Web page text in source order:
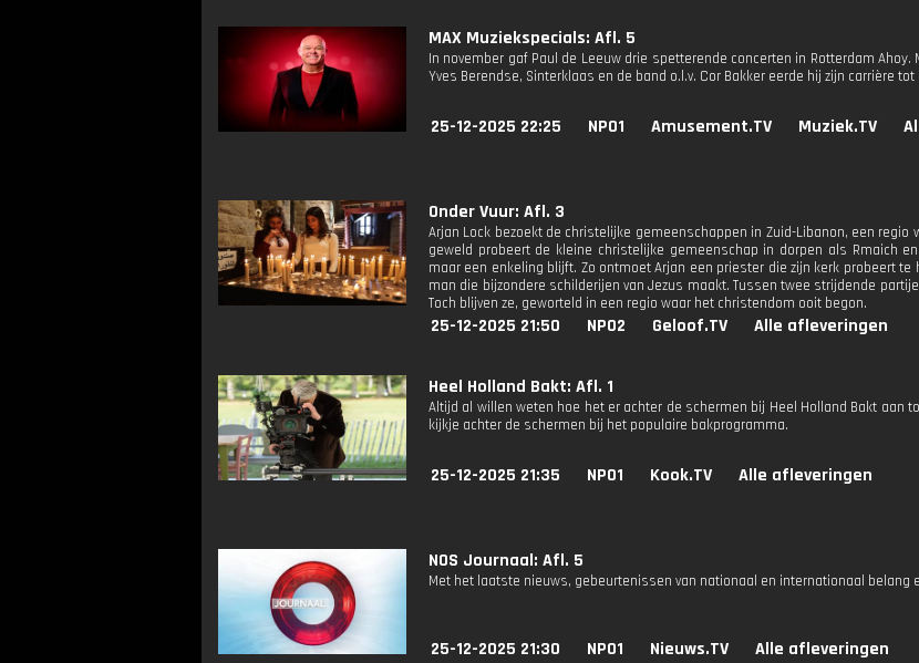
MAX Muziekspecials: Afl. 5
In november gaf Paul de Leeuw drie spetterende concerten in Rotterdam
Yves Berendse, Sinterklaas en de band o.l.v. Cor Bakker eerde hij zijn carrière
25-12-2025 22:25 NPO1 Amusement.TV Muziek.TV
Onder Vuur: Afl. 3
Arjan Lock bezoekt de christelijke gemeenschappen in Zuid-Libanon, een
geweld probeert de kleine christelijke gemeenschap in dorpen als Rmaich
maar een enkeling blijft. Zo ontmoet Arjan een priester die zijn kerk probeert
man die bijzondere schilderijen van Jezus maakt. Tussen twee strijdende
Toch blijven ze, geworteld in een regio waar het christendom ooit begon.
25-12-2025 21:50 NPO2 Geloof.TV Alle afleveringen
Heel Holland Bakt: Afl. 1
Altijd al willen weten hoe het er achter de schermen bij Heel Holland Bakt aan
kijkje achter de schermen bij het populaire bakprogramma.
25-12-2025 21:35 NPO1 Kook.TV Alle afleveringen
NOS Journaal: Afl. 5
Met het laatste nieuws, gebeurtenissen van nationaal en internationaal belang
25-12-2025 21:30 NPO1 Nieuws.TV Alle afleveringen